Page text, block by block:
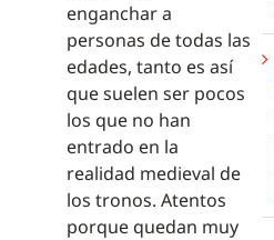
enganchar a
personas de todas las
edades, tanto es así
que suelen ser pocos
los que no han
entrado en la
realidad medieval de
los tronos. Atentos
porque quedan muy